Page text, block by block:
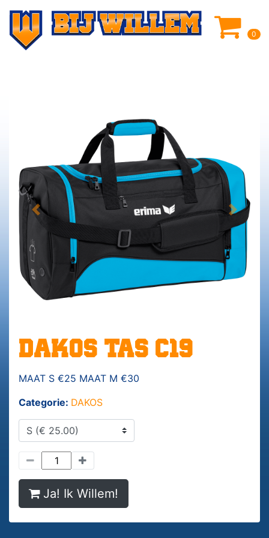
0
Previous Next
DAKOS TAS C19
MAAT S €25 MAAT M €30
Categorie: DAKOS
Ja! Ik Willem!